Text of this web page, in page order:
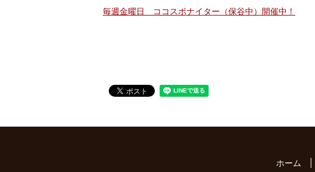
毎週金曜日 ココスポナイター（保谷中）開催中！
ホーム